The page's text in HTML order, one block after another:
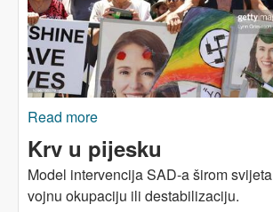
Read more
vakcinaciji? Hitler!
Krv u pijesku
Model intervencija SAD-a širom
vojnu okupaciju ili destabilizaciju.